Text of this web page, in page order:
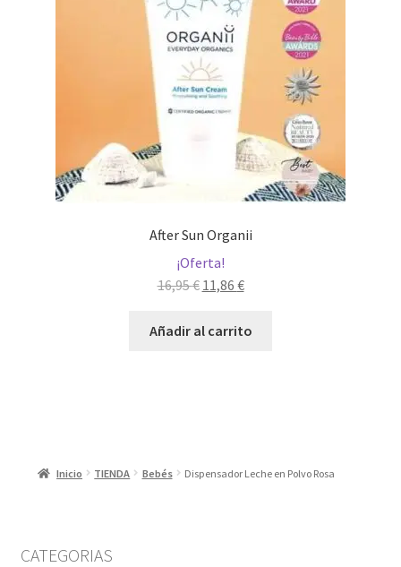
After Sun Organii
¡Oferta!
16,95€ El
original
11,86 €El
actual
Añadir al carrito
Inicio TIENDA Bebés Dispensador Leche en Polvo Rosa
CATEGORIAS